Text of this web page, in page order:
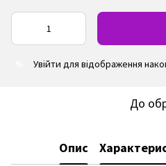
Увійти для відображення
До
Опис